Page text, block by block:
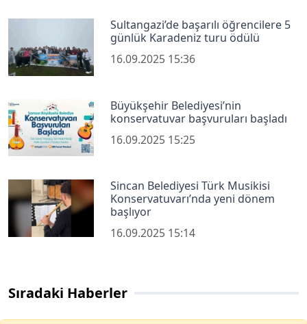
Sultangazi’de başarılı öğrencilere 5
günlük Karadeniz turu ödülü
16.09.2025 15:36
Büyükşehir Belediyesi’nin
konservatuvar başvuruları başladı
16.09.2025 15:25
Sincan Belediyesi Türk Musikisi
Konservatuvarı’nda yeni dönem
başlıyor
16.09.2025 15:14
Sıradaki Haberler